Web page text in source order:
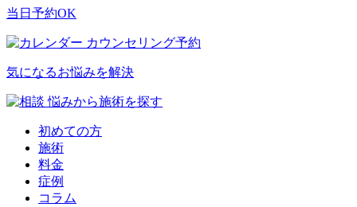
当日予約OK
カウンセリング予約
気になるお悩みを解決
悩みから施術を探す
初めての方
施術
料金
症例
コラム